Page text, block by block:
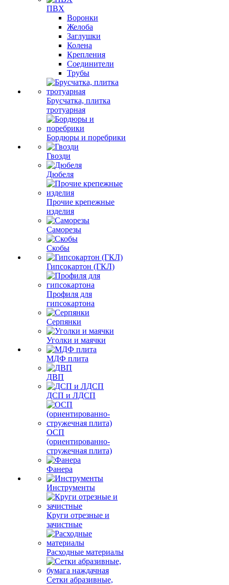
ПВХ
Воронки
Желоба
Заглушки
Колена
Крепления
Соединители
Трубы
Брусчатка, плитка
тротуарная
Бордюры и поребрики
Гвозди
Дюбеля
Прочие крепежные
изделия
Саморезы
Скобы
Гипсокартон (ГКЛ)
Профиля для
гипсокартона
Серпянки
Уголки и маячки
МДФ плита
ДВП
ДСП и ЛДСП
ОСП
(ориентированно-
стружечная плита)
Фанера
Инструменты
Круги отрезные и
зачистные
Расходные материалы
Сетки абразивные,